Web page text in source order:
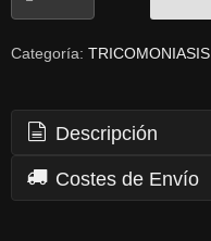
Categoría: TRICOMONIASIS
Descripción
Costes de Envío